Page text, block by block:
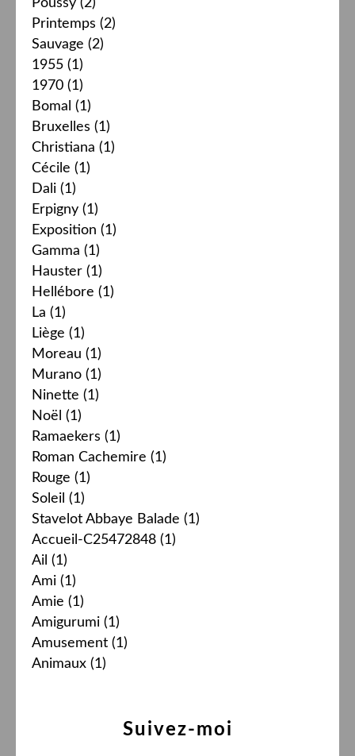
Poussy (2)
Printemps (2)
Sauvage (2)
1955 (1)
1970 (1)
Bomal (1)
Bruxelles (1)
Christiana (1)
Cécile (1)
Dali (1)
Erpigny (1)
Exposition (1)
Gamma (1)
Hauster (1)
Hellébore (1)
La (1)
Liège (1)
Moreau (1)
Murano (1)
Ninette (1)
Noël (1)
Ramaekers (1)
Roman Cachemire (1)
Rouge (1)
Soleil (1)
Stavelot Abbaye Balade (1)
Accueil-C25472848 (1)
Ail (1)
Ami (1)
Amie (1)
Amigurumi (1)
Amusement (1)
Animaux (1)
Suivez-moi